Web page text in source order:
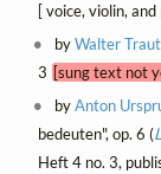
[ voice, violin, and
byWalter
3 [sung text not
byAnton
bedeuten", op. 6 (
Heft 4 no. 3,